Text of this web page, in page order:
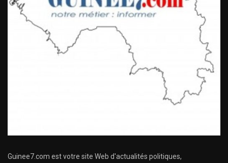
Guinee7.com est votre site Web d'actualités politiques,